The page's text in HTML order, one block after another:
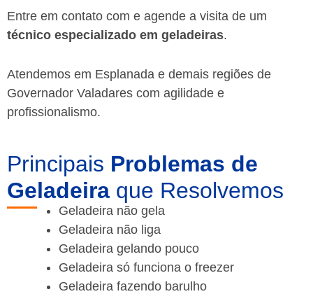
Entre em contato com e agende a visita de um
técnico especializado em geladeiras.
Atendemos em Esplanada e demais regiões de
Governador Valadares com agilidade e
profissionalismo.
Principais Problemas de
Geladeira que Resolvemos
Geladeira não gela
Geladeira não liga
Geladeira gelando pouco
Geladeira só funciona o freezer
Geladeira fazendo barulho